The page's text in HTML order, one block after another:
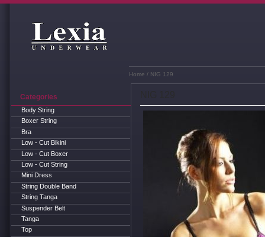
Home / NIG 129
Categories
Body String
Boxer String
Bra
Low - Cut Bikini
Low - Cut Boxer
Low - Cut String
Mini Dress
String Double Band
String Tanga
Suspender Belt
Tanga
Top